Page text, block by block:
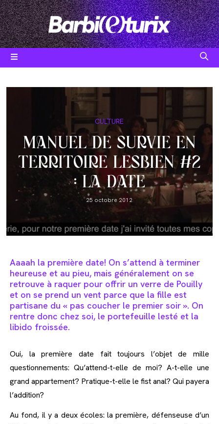
Skip
to
content
Post
category:
CULTURE
MANUEL DE SURVIE EN
TERRITOIRE LESBIEN #2
: LA DATE
Post
published:
25 octobre 2012
Aaaah la première date! On s’attend à terminer
heureuse et au pieu, mais généralement on se
retrouve à raquer pour offrir un verre de Pouilly
et on se prend un vent parce que la fille est
partisane du « pas coucher le premier soir ». On
rentre donc chez soi, le portefeuille lesté et la
libido froissée.
Oui, la première date fait toujours l’objet de mille
questionnements: Qu’attend-t-elle de moi? A-t-elle une
grand appartement? Pratique-t-elle le fist anal? Qui payera
l’addition?
Au fond, il y a deux écoles: la première, défenseuse d’un